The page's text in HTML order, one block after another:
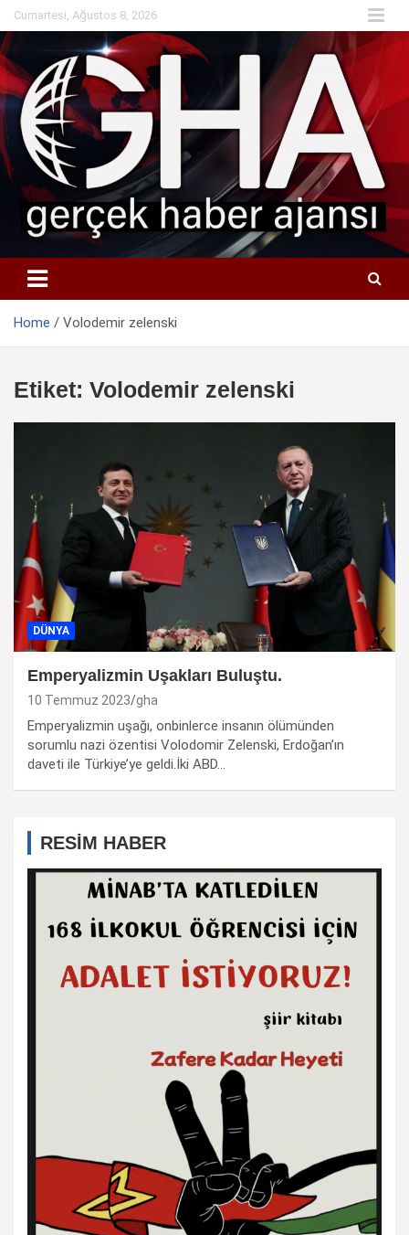
Skip
to
content
Cumartesi, Ağustos 8, 2026
Home Volodemir zelenski
Etiket: Volodemir zelenski
DÜNYA
Emperyalizmin Uşakları Buluştu.
10 Temmuz 2023 gha
Emperyalizmin uşağı, onbinlerce insanın ölümünden
sorumlu nazi özentisi Volodomir Zelenski, Erdoğan’ın
daveti ile Türkiye’ye geldi.İki ABD…
RESİM HABER